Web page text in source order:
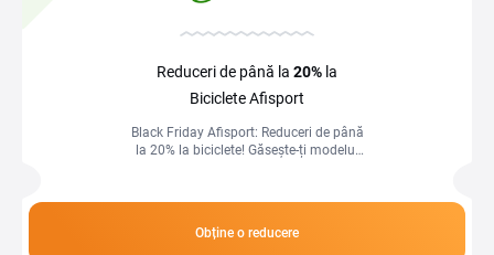
Reduceri de până la 20% la
Biciclete Afisport
Black Friday Afisport: Reduceri de până
la 20% la biciclete! Găsește-ți modelul
Obține o reducere